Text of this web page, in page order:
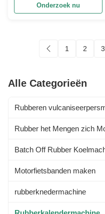
beishun manufacturing Three-
roller rubber calender is a
Simple structure: The three-
Onderzoek nu
1 2 3
Alle Categorieën
Rubberen
Rubber het Mengen zich
Batch Off Rubber
Motorfietsbanden maken
rubberknedermachine